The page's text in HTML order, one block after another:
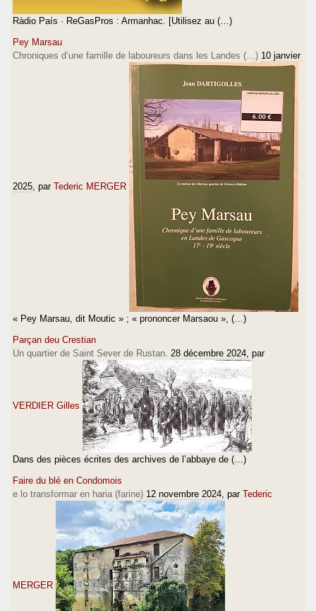
Ràdio País · ReGasPros : Armanhac. [Utilisez au (…)
Pey Marsau
Chroniques d’une famille de laboureurs dans les Landes (…) 10 janvier
2025 , par Tederic MERGER
« Pey Marsau, dit Moutic » ; « prononcer Marsaou », (…)
Parçan deu Crestian
Un quartier de Saint Sever de Rustan. 28 décembre 2024 , par
VERDIER Gilles
Dans des pièces écrites des archives de l’abbaye de (…)
Faire du blé en Condomois
e lo transformar en haria (farine) 12 novembre 2024 , par Tederic
MERGER